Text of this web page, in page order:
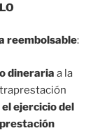
reembolsable:
dineraria a la
ejercicio del